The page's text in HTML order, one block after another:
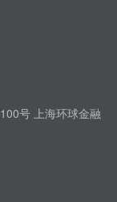
号 上海环球金融